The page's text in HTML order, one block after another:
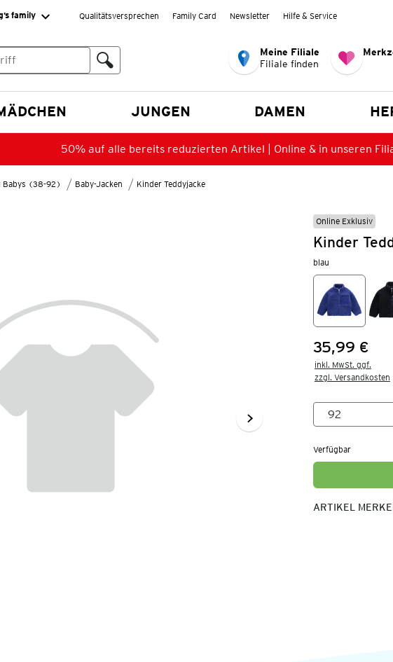
family Qualitätsversprechen Family Card Newsletter Hilfe & Service
Meine Filiale
Filiale finden
JUNGEN DAMEN
50% auf alle bereits reduzierten Artikel | Online & in unseren
Babys (38-92) Baby-Jacken Kinder Teddyjacke
Online Exklusiv
Kinder
blau
Preis:
35,99 €
inkl. MwSt. ggf.
zzgl. Versandkosten
Verfügbar
ARTIKEL